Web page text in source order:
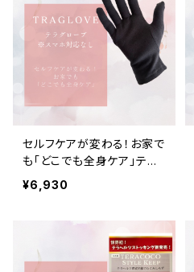
セルフケアが変わる！お家で
も「どこでも全身ケア」テラ
グローブ※スマホ対応なし
¥6,930